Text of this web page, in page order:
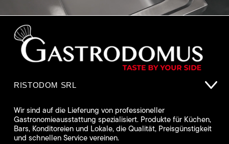
RISTODOM SRL
Wir sind auf die Lieferung von professioneller
Gastronomieausstattung spezialisiert. Produkte für Küchen,
Bars, Konditoreien und Lokale, die Qualität, Preisgünstigkeit
und schnellen Service vereinen.